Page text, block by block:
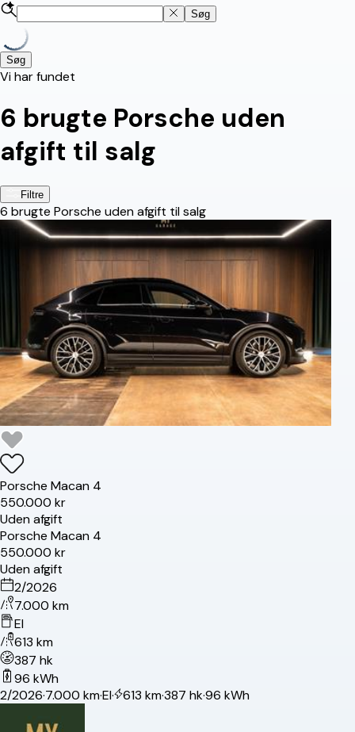
Søg
Søg
Vi har fundet
6 brugte Porsche uden
afgift til salg
Filtre
6 brugte Porsche uden afgift til salg
Porsche Macan 4
550.000 kr
Uden afgift
Porsche Macan 4
550.000 kr
Uden afgift
2/2026
7.000 km
El
613 km
387 hk
96 kWh
2/2026·7.000 km·El· 613 km·387 hk·96 kWh